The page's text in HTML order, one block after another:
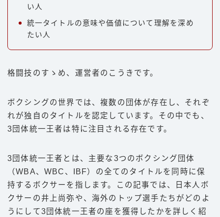
朝倉未来
井上尚弥
平本蓮
豆知識
階級
PFP
減量
パンチ力
い人
統一タイトルの意味や価値について理解を深め
たい人
格闘技のすゝめ、運営者のこうきです。
ボクシングの世界では、複数の団体が存在し、それぞ
れが独自のタイトルを認定しています。その中でも、
3団体統一王者は特に注目される存在です。
3団体統一王者とは、主要な3つのボクシング団体
（WBA、WBC、IBF）の全てのタイトルを同時に保
持するボクサーを指します。この記事では、日本人ボ
クサーの井上尚弥や、海外のトップ選手たちがどのよ
うにして3団体統一王者の座を獲得したかを詳しく紹